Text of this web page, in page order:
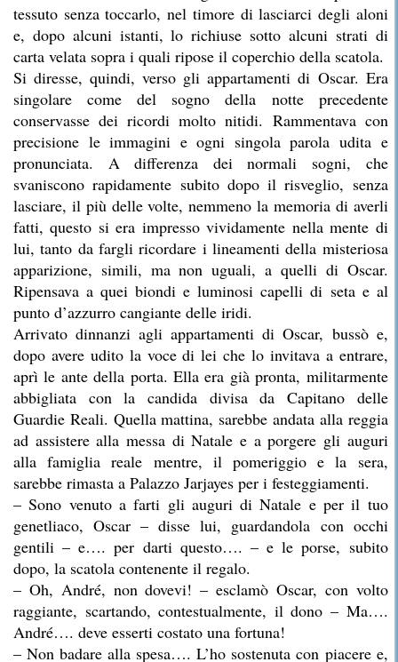
tessuto senza toccarlo, nel timore di lasciarci degli aloni
e, dopo alcuni istanti, lo richiuse sotto alcuni strati di
carta velata sopra i quali ripose il coperchio della scatola.
Si diresse, quindi, verso gli appartamenti di Oscar. Era
singolare come del sogno della notte precedente
conservasse dei ricordi molto nitidi. Rammentava con
precisione le immagini e ogni singola parola udita e
pronunciata. A differenza dei normali sogni, che
svaniscono rapidamente subito dopo il risveglio, senza
lasciare, il più delle volte, nemmeno la memoria di averli
fatti, questo si era impresso vividamente nella mente di
lui, tanto da fargli ricordare i lineamenti della misteriosa
apparizione, simili, ma non uguali, a quelli di Oscar.
Ripensava a quei biondi e luminosi capelli di seta e al
punto d’azzurro cangiante delle iridi.
Arrivato dinnanzi agli appartamenti di Oscar, bussò e,
dopo avere udito la voce di lei che lo invitava a entrare,
aprì le ante della porta. Ella era già pronta, militarmente
abbigliata con la candida divisa da Capitano delle
Guardie Reali. Quella mattina, sarebbe andata alla reggia
ad assistere alla messa di Natale e a porgere gli auguri
alla famiglia reale mentre, il pomeriggio e la sera,
sarebbe rimasta a Palazzo Jarjayes per i festeggiamenti.
– Sono venuto a farti gli auguri di Natale e per il tuo
genetliaco, Oscar – disse lui, guardandola con occhi
gentili – e…. per darti questo…. – e le porse, subito
dopo, la scatola contenente il regalo.
– Oh, André, non dovevi! – esclamò Oscar, con volto
raggiante, scartando, contestualmente, il dono – Ma….
André…. deve esserti costato una fortuna!
– Non badare alla spesa…. L’ho sostenuta con piacere e,